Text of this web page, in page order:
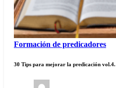
Formación de predicadores
30 Tips para mejorar la predicación vol.4.